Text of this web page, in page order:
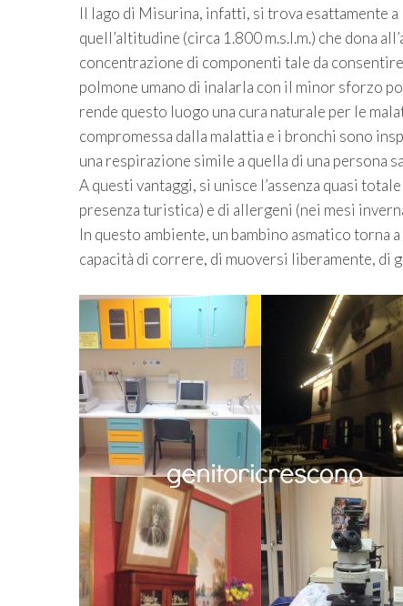
Il lago di Misurina, infatti, si trova esattamente a
quell’altitudine (circa 1.800 m.s.l.m.) che dona
concentrazione di componenti tale da
polmone umano di inalarla con il minor sforzo
rende questo luogo una cura naturale per le
compromessa dalla malattia e i bronchi sono
una respirazione simile a quella di una persona
A questi vantaggi, si unisce l’assenza quasi
presenza turistica) e di allergeni (nei mesi
In questo ambiente, un bambino asmatico torna
capacità di correre, di muoversi liberamente, di